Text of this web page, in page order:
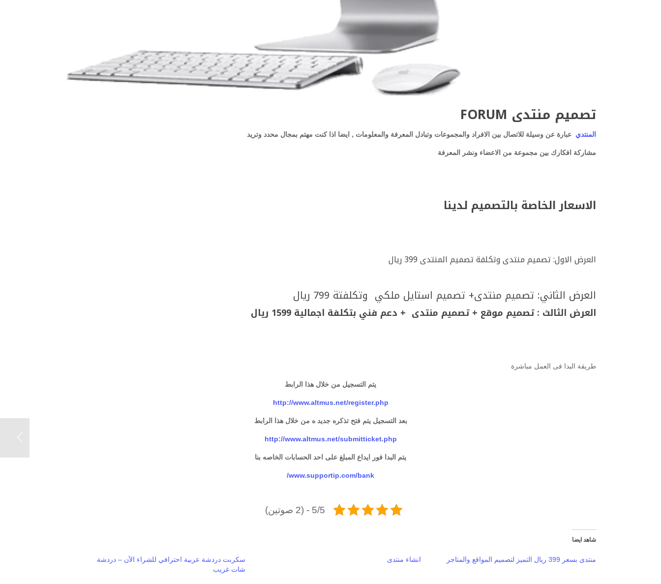
تصميم منتدى FORUM
المنتدي عبارة عن وسيلة للاتصال بين الافراد والمجموعات وتبادل المعرفة والمعلومات , ايضا اذا كنت مهتم بمجال محدد وتريد
مشاركة افكارك بين مجموعة من الاعضاء ونشر المعرفة
الاسعار الخاصة بالتصميم لدينا
العرض الاول:تصميممنتدى وتكلفة تصميم المنتدى 399 ريال
العرض الثاني: تصميم منتدى+ تصميم استايل ملكي وتكلفتة 799 ريال
العرض الثالث : تصميم موقع + تصميم منتدى + دعم فني بتكلفة اجمالية 1599 ريال
طريقة البدا فى العمل مباشرة
يتم التسجيل من خلال هذا الرابط
http://www.altmus.net/register.php
بعد التسجيل يتم فتح تذكره جديد ه من خلال هذا الرابط
http://www.altmus.net/submitticket.php
يتم البدا فور ايداع المبلغ على احد الحسابات الخاصه بنا
www.supportip.com/bank/
5/5 - (2 صوتين)
شاهد ايضا
منتدى بسعر 399 ريال التميز لتصميم المواقع والمتاجر انشاء منتدى
سكربت دردشة عربية احترافي للشراء الآن – دردشة
شات غريب